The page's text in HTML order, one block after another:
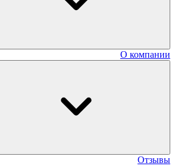
О компании
Отзывы